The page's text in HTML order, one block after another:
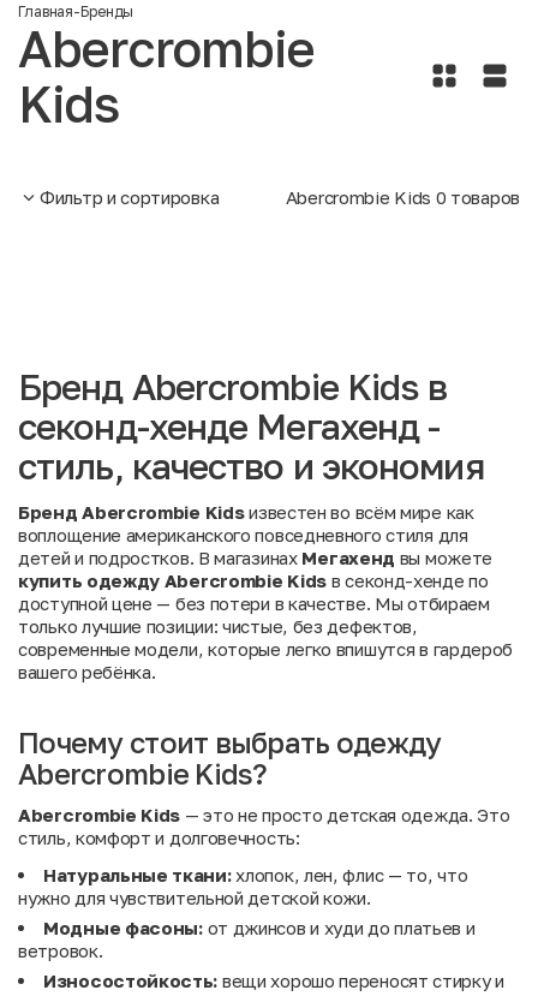
Главная-Бренды
Abercrombie
Kids
Фильтр и сортировка Abercrombie Kids 0 товаров
Бренд Abercrombie Kids в
секонд-хенде Мегахенд -
стиль, качество и экономия
Бренд Abercrombie Kidsизвестен во всём мире как
воплощение американского повседневного стиля для
детей и подростков. В магазинах Мегахенд вы можете
купить одежду Abercrombie Kids в секонд-хенде по
доступной цене — без потери в качестве. Мы отбираем
только лучшие позиции: чистые, без дефектов,
современные модели, которые легко впишутся в гардероб
вашего ребёнка.
Почему стоит выбрать одежду
Abercrombie Kids?
Abercrombie Kids — это не просто детская одежда. Это
стиль, комфорт и долговечность:
Натуральные ткани:хлопок, лен, флис — то, что
нужно для чувствительной детской кожи.
Модные фасоны:от джинсов и худи до платьев и
ветровок.
Износостойкость: вещи хорошо переносят стирку и